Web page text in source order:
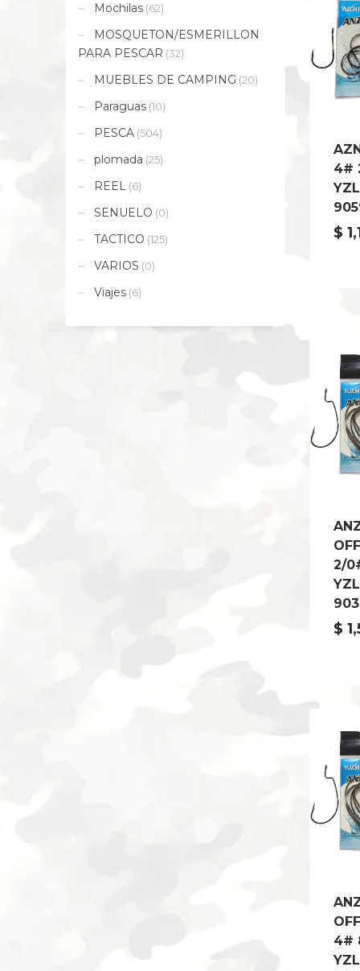
4#
$
2/
$
4#
Mochilas (62)
MOSQUETON/ESMERILLON
PARA PESCAR (32)
MUEBLES DE CAMPING (20)
Paraguas (10)
PESCA (504)
plomada (25)
REEL (6)
SENUELO (0)
TACTICO (125)
VARIOS (0)
Viajes (6)